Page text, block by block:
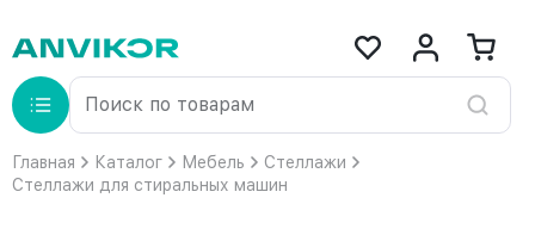
Главная Каталог Мебель
Стеллажи
Стеллажи для стиральных машин